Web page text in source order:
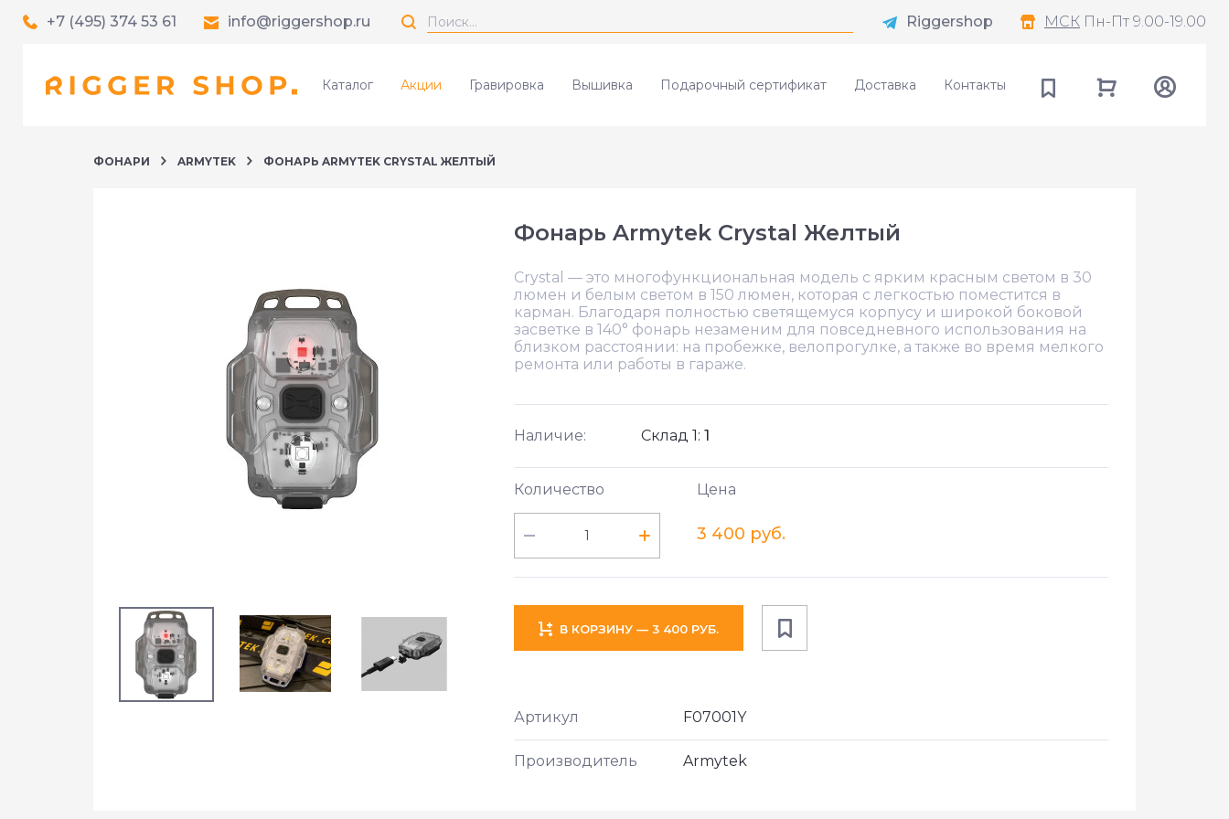
+7 (495) 374 53 61 info@riggershop.ru Riggershop МСК Пн-Пт 9.00-19.00
Каталог Акции Гравировка Вышивка Подарочный сертификат Доставка Контакты
ФОНАРИ ARMYTEK ФОНАРЬ ARMYTEK CRYSTAL ЖЕЛТЫЙ
Фонарь Armytek Crystal Желтый
Crystal — это многофункциональная модель с ярким красным светом в 30
люмен и белым светом в 150 люмен, которая с легкостью поместится в
карман. Благодаря полностью светящемуся корпусу и широкой боковой
засветке в 140° фонарь незаменим для повседневного использования на
близком расстоянии: на пробежке, велопрогулке, а также во время мелкого
ремонта или работы в гараже.
Наличие: Склад 1: 1
Количество Цена
3 400 руб.
В КОРЗИНУ — 3 400 РУБ.
Артикул F07001Y
Производитель Armytek